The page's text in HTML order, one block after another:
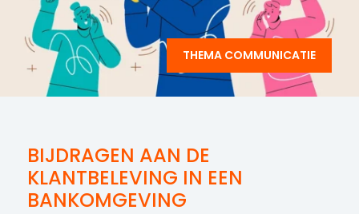
THEMA COMMUNICATIE
BIJDRAGEN AAN DE
KLANTBELEVING IN EEN
BANKOMGEVING